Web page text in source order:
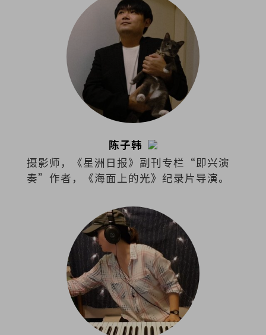
陈子韩
摄影师，《星洲日报》副刊专栏“即兴演
奏”作者，《海面上的光》纪录片导演。